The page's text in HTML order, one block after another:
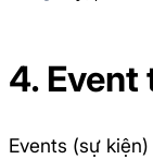
4. Event
Events (sự